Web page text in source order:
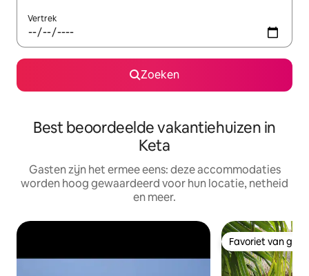
Vertrek
Zoeken
Best beoordeelde vakantiehuizen in
Keta
Gasten zijn het ermee eens: deze accommodaties
worden hoog gewaardeerd voor hun locatie, netheid
en meer.
Favoriet van
Favoriet van